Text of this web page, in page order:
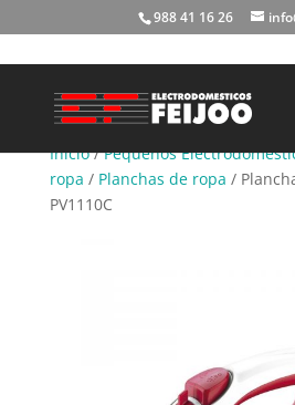
988 41 16 26
Inicio/Pequeños
ropa / Planchas de ropa /
PV1110C